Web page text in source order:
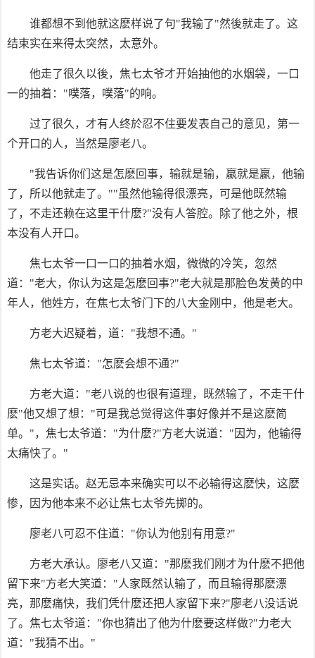
谁都想不到他就这麽样说了句"我输了"然後就走了。这
结束实在来得太突然，太意外。
他走了很久以後，焦七太爷才开始抽他的水烟袋，一口
一的抽着："噗落，噗落"的响。
过了很久，才有人终於忍不住要发表自己的意见，第一
个开口的人，当然是廖老八。
"我告诉你们这是怎麽回事，输就是输，嬴就是嬴，他输
了，所以他就走了。""虽然他输得很漂亮，可是他既然输
了，不走还赖在这里干什麽?"没有人答腔。除了他之外，根
本没有人开口。
焦七太爷一口一口的抽着水烟，微微的冷笑，忽然
道："老大，你认为这是怎麽回事?"老大就是那脸色发黄的中
年人，他姓方，在焦七太爷门下的八大金刚中，他是老大。
方老大迟疑着，道："我想不通。"
焦七太爷道："怎麽会想不通?"
方老大道："老八说的也很有道理，既然输了，不走干什
麽"他又想了想："可是我总觉得这件事好像并不是这麽简
单。"，焦七太爷道："为什麽?"方老大说道："因为，他输得
太痛快了。"
这是实话。赵无忌本来确实可以不必输得这麽快，这麽
惨，因为他本来不必让焦七太爷先掷的。
廖老八可忍不住道："你认为他别有用意?"
方老大承认。廖老八又道："那麽我们刚才为什麽不把他
留下来"方老大笑道："人家既然认输了，而且输得那麽漂
亮，那麽痛快，我们凭什麽还把人家留下来?"廖老八没话说
了。焦七太爷道："你也猜出了他为什麽要这样做?"力老大
道："我猜不出。"